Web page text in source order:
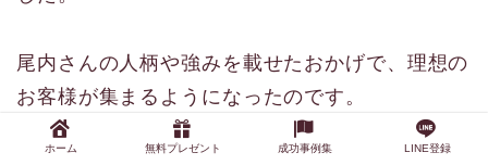
尾内さんの人柄や強みを載せたおかげで、理想の
お客様が集まるようになったのです。
ホーム 無料プレゼント 成功事例集 LINE登録